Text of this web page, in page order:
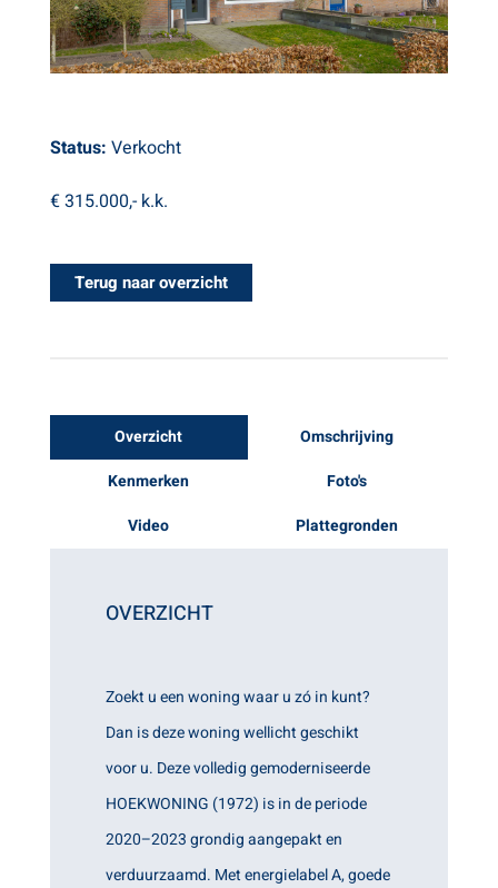
Status: Verkocht
€ 315.000,- k.k.
Terug naar overzicht
Overzicht
Omschrijving
Kenmerken
Foto's
Video
Plattegronden
OVERZICHT
Zoekt u een woning waar u zó in kunt?
Dan is deze woning wellicht geschikt
voor u. Deze volledig gemoderniseerde
HOEKWONING (1972) is in de periode
2020–2023 grondig aangepakt en
verduurzaamd. Met energielabel A, goede